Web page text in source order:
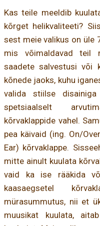
Kas teile meeldib
kõrget helikvaliteeti?
sest meie valikus on üle
mis võimaldavad teil
saadete salvestusi või
kõnede jaoks, kuhu
valida stiilse
spetsiaalselt
kõrvaklappide vahel.
pea käivaid (ing. On/
Ear) kõrvaklappe.
mitte ainult kuulata
vaid ka ise rääkida
kaasaegsetel
mürasummutus, nii et
muusikat kuulata,